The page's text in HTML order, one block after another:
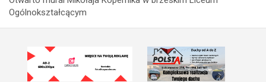
Ogólnokształcącym